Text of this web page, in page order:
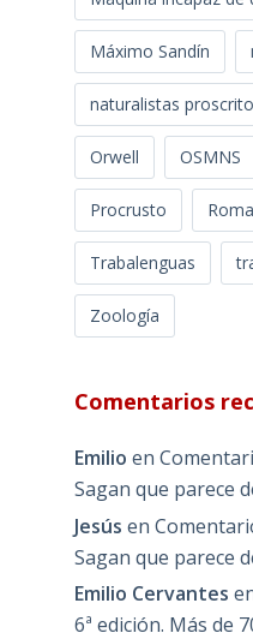
Máximo Sandín
naturalistas
Orwell OSMNS
Procrusto
Trabalenguas
Zoología
Comentarios
Emilio en
Sagan que parece
Jesús en
Sagan que parece
Emilio Cervantes
6ª edición. Más de